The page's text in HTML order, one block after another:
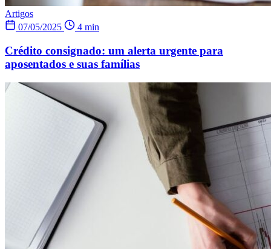
Artigos
07/05/2025
4 min
Crédito consignado: um alerta urgente para
aposentados e suas famílias